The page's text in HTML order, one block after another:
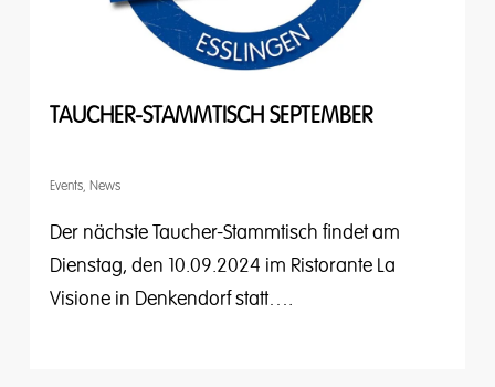
TAUCHER-STAMMTISCH SEPTEMBER
Events, News
Der nächste Taucher-Stammtisch findet am
Dienstag, den 10.09.2024 im Ristorante La
Visione in Denkendorf statt….